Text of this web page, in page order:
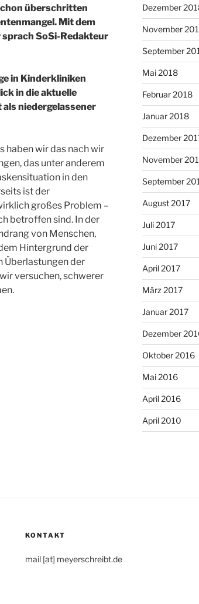
überschritten
Mit dem
SoSi-Redakteur
in Kinderkliniken
in die aktuelle
niedergelassener
haben wir das nach wir
das unter anderem
in den
ist der
großes Problem –
betroffen sind. In der
von Menschen,
Hintergrund der
Überlastungen der
versuchen, schwerer
Dezember
November
September
Mai 2018
Februar 2018
Januar 2018
Dezember
November
September
August 2017
Juli 2017
Juni 2017
April 2017
März 2017
Januar 2017
Dezember
Oktober 2016
Mai 2016
April 2016
April 2010
KONTAKT
mail [at] meyerschreibt.de